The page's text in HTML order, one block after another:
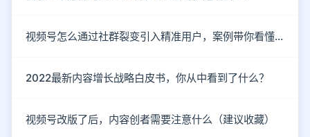
视频号怎么通过社群裂变引入精准用户，案例带你看懂！
2022最新内容增长战略白皮书，你从中看到了什么？
视频号改版了后，内容创者需要注意什么（建议收藏）